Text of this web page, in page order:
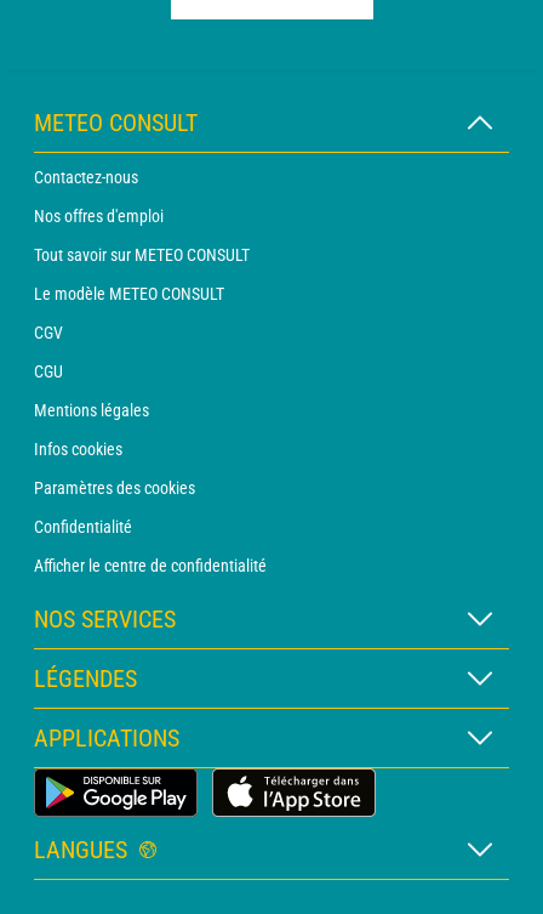
METEO CONSULT
Contactez-nous
Nos offres d'emploi
Tout savoir sur METEO CONSULT
Le modèle METEO CONSULT
CGV
CGU
Mentions légales
Infos cookies
Paramètres des cookies
Confidentialité
Afficher le centre de confidentialité
NOS SERVICES
Abonnement METEO Xpert
Abonnement METEO PRO
Consultation avec un prévisionniste
Bulletin PRO
LÉGENDES
Légende des cartes
Légende des pictogrammes
Glossaire
APPLICATIONS
Application Météo Terrestre
LANGUES